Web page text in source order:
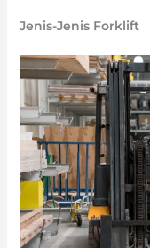
Jenis-Jenis Forklift